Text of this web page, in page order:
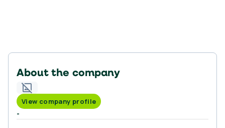
About the company
View company profile
-